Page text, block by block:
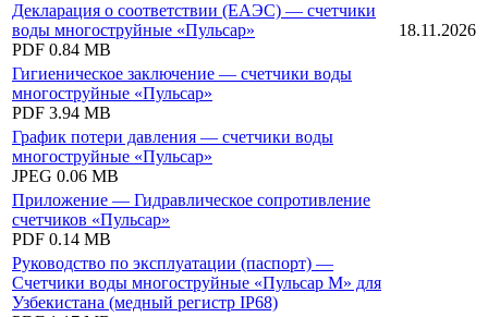
Декларация о соответствии (ЕАЭС) — счетчики
воды многоструйные «Пульсар»
PDF 0.84 MB
18.11.2026
Гигиеническое заключение — счетчики воды
многоструйные «Пульсар»
PDF 3.94 MB
График потери давления — счетчики воды
многоструйные «Пульсар»
JPEG 0.06 MB
Приложение — Гидравлическое сопротивление
счетчиков «Пульсар»
PDF 0.14 MB
Руководство по эксплуатации (паспорт) —
Счетчики воды многоструйные «Пульсар М» для
Узбекистана (медный регистр IP68)